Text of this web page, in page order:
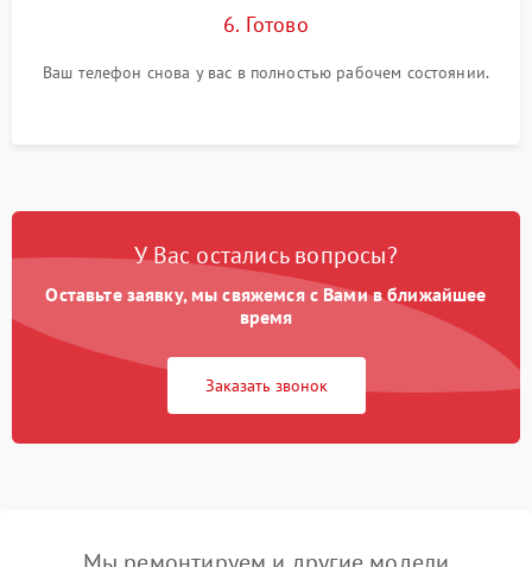
6. Готово
Ваш телефон снова у вас в полностью рабочем состоянии.
У Вас остались вопросы?
Оставьте заявку, мы свяжемся с Вами в ближайшее
время
Заказать звонок